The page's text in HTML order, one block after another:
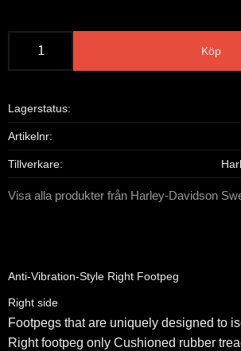
Köp
Lagerstatus
Artikelnr
Tillverkare
Visa alla produkter från Harley-Davidson
Anti-Vibration-Style Right Footpeg
Right side
Footpegs that are uniquely designed to
Right footpeg only Cushioned rubber